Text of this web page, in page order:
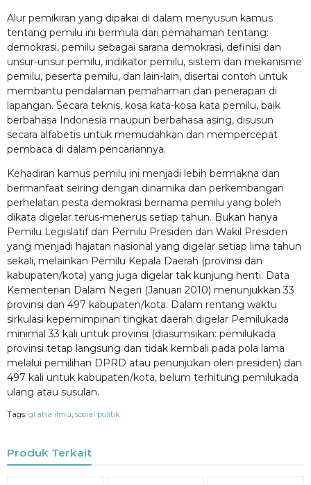
Alur pemikiran yang dipakai di dalam menyusun kamus
tentang pemilu ini bermula dari pemahaman tentang:
demokrasi, pemilu sebagai sarana demokrasi, definisi dan
unsur-unsur pemilu, indikator pemilu, sistem dan mekanisme
pemilu, peserta pemilu, dan lain-lain, disertai contoh untuk
membantu pendalaman pemahaman dan penerapan di
lapangan. Secara teknis, kosa kata-kosa kata pemilu, baik
berbahasa Indonesia maupun berbahasa asing, disusun
secara alfabetis untuk memudahkan dan mempercepat
pembaca di dalam pencariannya.
Kehadiran kamus pemilu ini menjadi lebih bermakna dan
bermanfaat seiring dengan dinamika dan perkembangan
perhelatan pesta demokrasi bernama pemilu yang boleh
dikata digelar terus-menerus setiap tahun. Bukan hanya
Pemilu Legislatif dan Pemilu Presiden dan Wakil Presiden
yang menjadi hajatan nasional yang digelar setiap lima tahun
sekali, melainkan Pemilu Kepala Daerah (provinsi dan
kabupaten/kota) yang juga digelar tak kunjung henti. Data
Kementerian Dalam Negeri (Januari 2010) menunjukkan 33
provinsi dan 497 kabupaten/kota. Dalam rentang waktu
sirkulasi kepemimpinan tingkat daerah digelar Pemilukada
minimal 33 kali untuk provinsi (diasumsikan: pemilukada
provinsi tetap langsung dan tidak kembali pada pola lama
melalui pemilihan DPRD atau penunjukan olen presiden) dan
497 kali untuk kabupaten/kota, belum terhitung pemilukada
ulang atau susulan.
Tags: graha ilmu sosial politik
Produk Terkait